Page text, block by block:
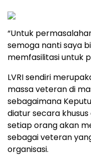
“Untuk
semoga nanti saya
memfasilitasi untuk
LVRI sendiri
massa veteran di
sebagaimana
diatur secara
setiap orang akan
sebagai veteran
organisasi.